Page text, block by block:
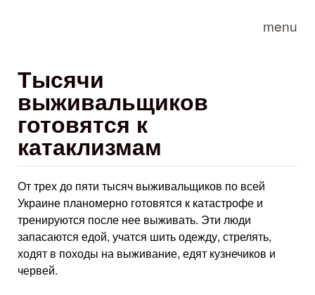
menu
Тысячи
выживальщиков
готовятся к
катаклизмам
От трех до пяти тысяч выживальщиков по всей
Украине планомерно готовятся к катастрофе и
тренируются после нее выживать. Эти люди
запасаются едой, учатся шить одежду, стрелять,
ходят в походы на выживание, едят кузнечиков и
червей.